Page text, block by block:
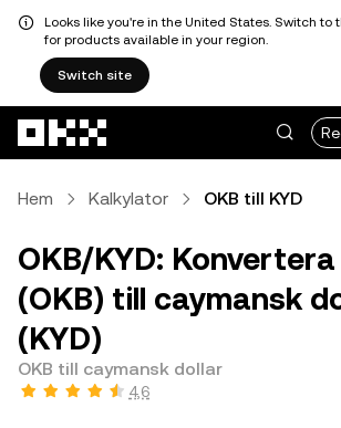
Looks like you're in the United States. Switch to
for products available in your region.
Switch site
Hem Kalkylator OKB till KYD
OKB/KYD: Konvertera
(OKB) till caymansk
(KYD)
OKB till caymansk dollar
4,6